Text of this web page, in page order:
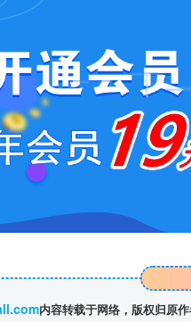
内容转载于网络，版权归原